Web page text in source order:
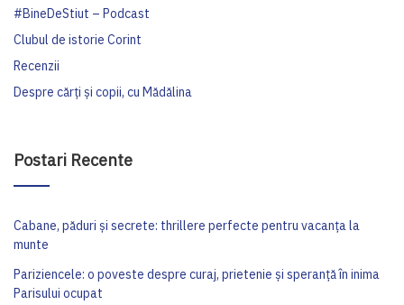
#BineDeStiut – Podcast
Clubul de istorie Corint
Recenzii
Despre cărți și copii, cu Mădălina
Postari Recente
Cabane, păduri și secrete: thrillere perfecte pentru vacanța la
munte
Pariziencele: o poveste despre curaj, prietenie și speranță în inima
Parisului ocupat